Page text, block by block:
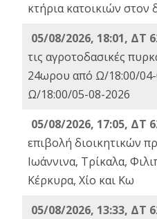
κτήρια κατοικιών στον
05/08/2026, 18:01, ΔΤ
τις αγροτοδασικές
24ωρου από Ω/18:00/
Ω/18:00/05-08-2026
05/08/2026, 17:05, ΔΤ
επιβολή διοικητικών
Ιωάννινα, Τρίκαλα,
Κέρκυρα, Χίο και Κω
05/08/2026, 13:33, ΔΤ